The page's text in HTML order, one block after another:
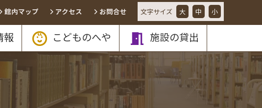
文字サイズ 大 中 小
館内マップ アクセス お問合せ
報 こどものへや 施設の貸出